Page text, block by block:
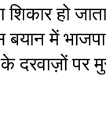
हो
बयान में
के दरवाज़ों